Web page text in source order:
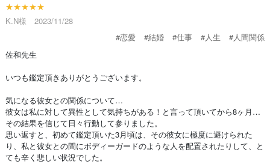
★★★★★
K.N様 2023/11/28
#恋愛
#結婚 #仕事 #人生
#人間関係
佐和先生
いつも鑑定頂きありがとうございます。
気になる彼女との関係について…
彼女は私に対して異性として気持ちがある！と言って頂いてから8ヶ月…
その結果を信じて日々行動して参りました。
思い返すと、初めて鑑定頂いた3月頃は、その彼女に極度に避けられた
り、私と彼女との間にボディーガードのような人を配置されたりして、と
ても辛く悲しい状況でした。